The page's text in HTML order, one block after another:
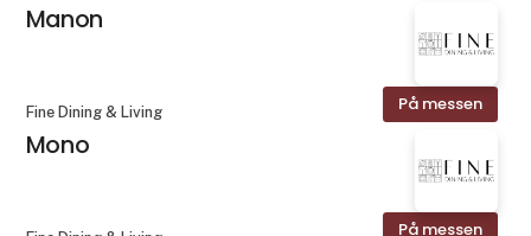
Manon
På messen
Fine Dining & Living
Mono
På messen